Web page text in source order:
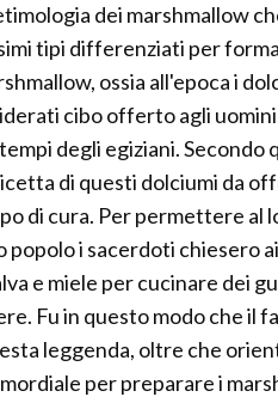
dei marshmallow
tipi differenziati per
ossia all'epoca i
cibo offerto agli
degli egiziani. Secondo
di questi dolciumi da
di cura. Per permettere al
i sacerdoti chiesero
e miele per cucinare dei
Fu in questo modo che il
leggenda, oltre che
per preparare i